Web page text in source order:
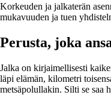
Korkeuden ja jalkaterän
mukavuuden ja tuen
Perusta, joka
Jalka on kirjaimellisesti
läpi elämän, kilometri
metsäpolullakin. Silti se saa